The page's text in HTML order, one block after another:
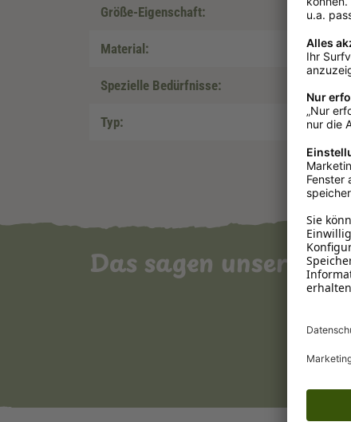
Größe-Eigenschaft:
Material:
Spezielle Bedürfnisse:
Typ:
Das sagen unsere